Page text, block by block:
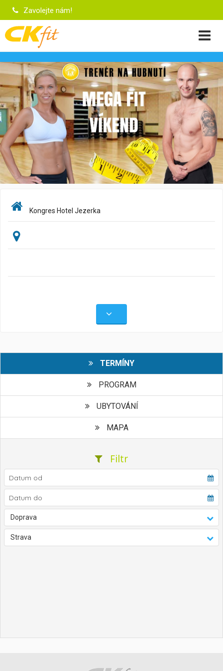
Zavolejte nám!
Kongres Hotel Jezerka
TERMÍNY
PROGRAM
UBYTOVÁNÍ
MAPA
Filtr
Doprava
Strava